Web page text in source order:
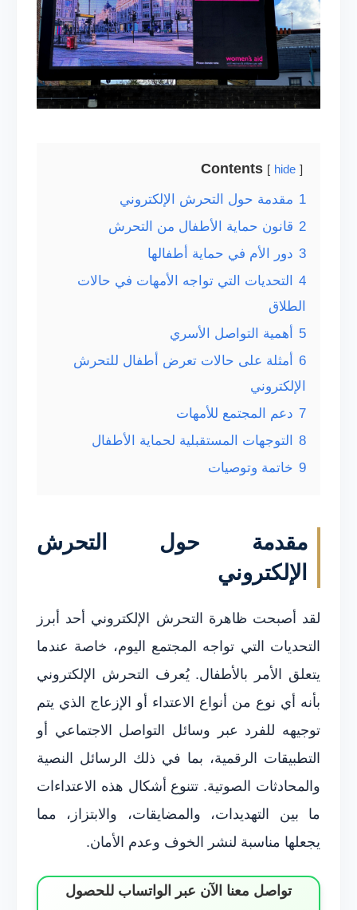
Contents hide
1 مقدمة حول التحرش الإلكتروني
2 قانون حماية الأطفال من التحرش
3 دور الأم في حماية أطفالها
4
التحديات التي تواجه الأمهات في حالات
الطلاق
5
أهمية التواصل الأسري
6
أمثلة على حالات تعرض أطفال للتحرش
الإلكتروني
7 دعم المجتمع للأمهات
8
التوجهات المستقبلية لحماية الأطفال
9 خاتمة وتوصيات
مقدمة حول التحرش
الإلكتروني
لقد أصبحت ظاهرة التحرش الإلكتروني أحد أبرز
التحديات التي تواجه المجتمع اليوم، خاصة عندما
يتعلق الأمر بالأطفال. يُعرف التحرش الإلكتروني
بأنه أي نوع من أنواع الاعتداء أو الإزعاج الذي يتم
توجيهه للفرد عبر وسائل التواصل الاجتماعي أو
التطبيقات الرقمية، بما في ذلك الرسائل النصية
والمحادثات الصوتية. تتنوع أشكال هذه الاعتداءات
ما بين التهديدات، والمضايقات، والابتزاز، مما
يجعلها مناسبة لنشر الخوف وعدم الأمان.
تواصل معنا الآن عبر الواتساب للحصول